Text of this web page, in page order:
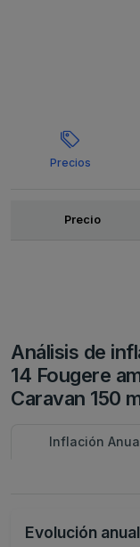
Precios
OfertasPrecio
Análisis de
14 Fougere
Caravan 150
Inflación
Evolución